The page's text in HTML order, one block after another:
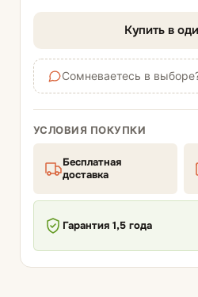
Купить в
Сомневаетесь в
УСЛОВИЯ ПОКУПКИ
Бесплатная
доставка
Гарантия 1,5 года